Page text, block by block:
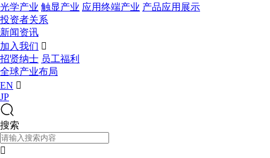
光学产业 触显产业 应用终端产业 产品应用展示
投资者关系
新闻资讯
加入我们 
招贤纳士 员工福利
全球产业布局
EN 
JP
搜索
